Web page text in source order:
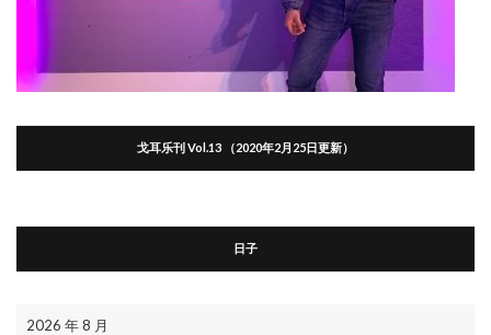
戈耳乐刊 Vol.13 （2020年2月25日更新）
日子
2026 年 8 月